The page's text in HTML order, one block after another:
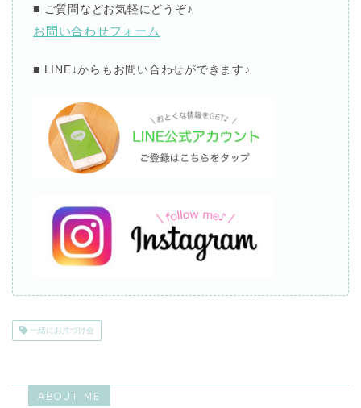
■ ご質問などお気軽にどうぞ♪
お問い合わせフォーム
■ LINE↓からもお問い合わせができます♪
一緒にお片づけ会
ABOUT ME